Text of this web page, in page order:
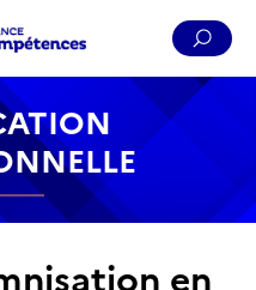
Pied de page